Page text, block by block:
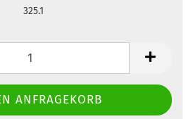
325.1